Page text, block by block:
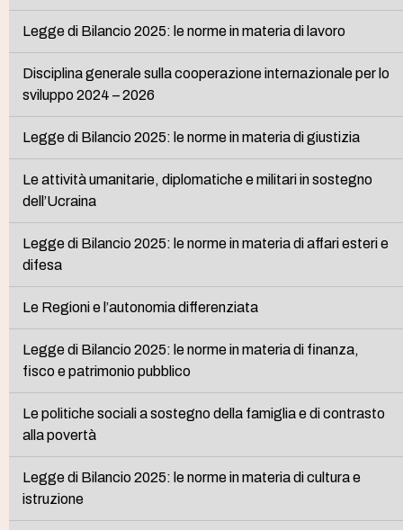
Legge di Bilancio 2025: le norme in materia di lavoro
Disciplina generale sulla cooperazione internazionale per lo
sviluppo 2024 – 2026
Legge di Bilancio 2025: le norme in materia di giustizia
Le attività umanitarie, diplomatiche e militari in sostegno
dell’Ucraina
Legge di Bilancio 2025: le norme in materia di affari esteri e
difesa
Le Regioni e l’autonomia differenziata
Legge di Bilancio 2025: le norme in materia di finanza,
fisco e patrimonio pubblico
Le politiche sociali a sostegno della famiglia e di contrasto
alla povertà
Legge di Bilancio 2025: le norme in materia di cultura e
istruzione